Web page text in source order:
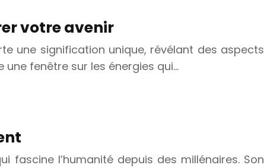
votre avenir
une signification unique, révélant des aspects
fenêtre sur les énergies qui…
l’humanité depuis des millénaires. Son